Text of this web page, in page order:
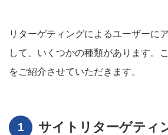
リターゲティングによるユーザーに
して、いくつかの種類があります。
をご紹介させていただきます。
サイトリターゲティ